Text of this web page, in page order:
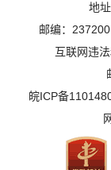
地
邮编：237200
互联网违
皖ICP备